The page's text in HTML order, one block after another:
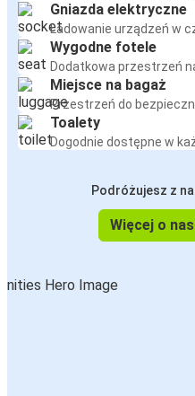
Gniazda elektryczne
Ładowanie urządzeń w
Wygodne fotele
Dodatkowa przestrzeń
Miejsce na bagaż
Przestrzeń do
Toalety
Dogodnie dostępne w
Podróżujesz z
Więcej o